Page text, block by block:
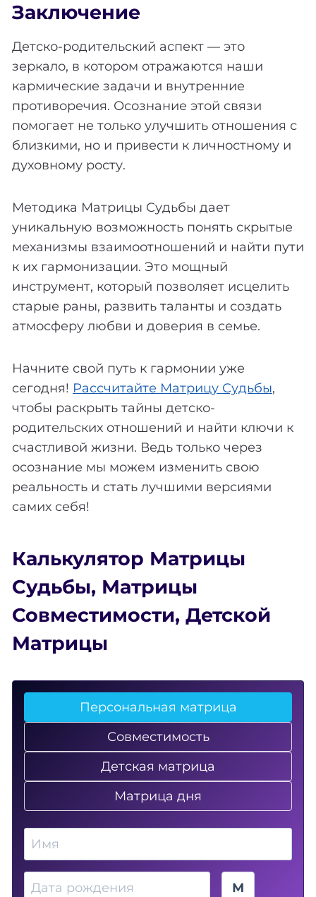
Заключение
Детско-родительский аспект — это
зеркало, в котором отражаются наши
кармические задачи и внутренние
противоречия. Осознание этой связи
помогает не только улучшить отношения с
близкими, но и привести к личностному и
духовному росту.
Методика Матрицы Судьбы дает
уникальную возможность понять скрытые
механизмы взаимоотношений и найти пути
к их гармонизации. Это мощный
инструмент, который позволяет исцелить
старые раны, развить таланты и создать
атмосферу любви и доверия в семье.
Начните свой путь к гармонии уже
сегодня! Рассчитайте Матрицу Судьбы,
чтобы раскрыть тайны детско-
родительских отношений и найти ключи к
счастливой жизни. Ведь только через
осознание мы можем изменить свою
реальность и стать лучшими версиями
самих себя!
Калькулятор Матрицы
Судьбы, Матрицы
Совместимости, Детской
Матрицы
Персональная матрица
Совместимость
Детская матрица
Матрица дня
Имя
Дата рождения Пол
М